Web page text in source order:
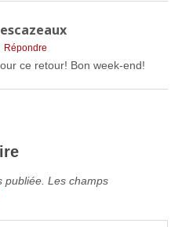
Répondre
ce retour! Bon week-end!
publiée. Les champs